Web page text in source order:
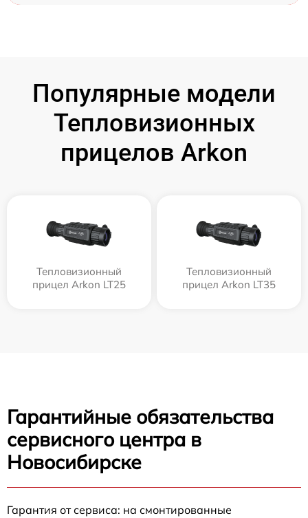
Популярные модели
Тепловизионных
прицелов Arkon
Тепловизионный
прицел Arkon LT25
Тепловизионный
прицел Arkon LT35
Гарантийные обязательства
сервисного центра в
Новосибирске
Гарантия от сервиса: на смонтированные